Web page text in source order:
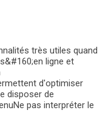
très utiles quand
ligne et
d'optimiser
disposer de
pas interpréter le